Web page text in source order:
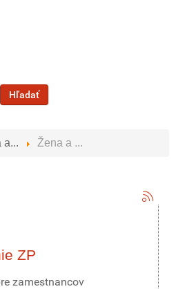
Hľadať
a... Žena a ...
ZP
zamestnancov